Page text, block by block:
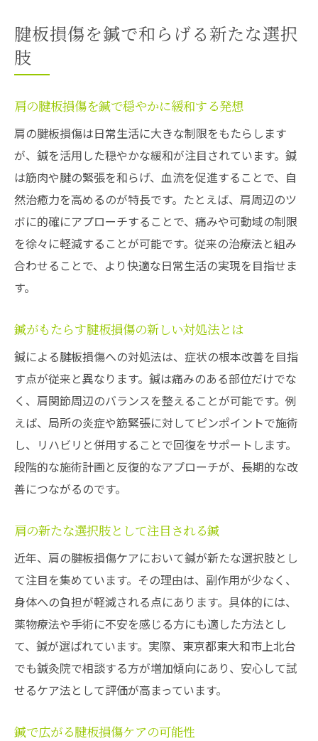
腱板損傷を鍼で和らげる新たな選択
肢
肩の腱板損傷を鍼で穏やかに緩和する発想
肩の腱板損傷は日常生活に大きな制限をもたらします
が、鍼を活用した穏やかな緩和が注目されています。鍼
は筋肉や腱の緊張を和らげ、血流を促進することで、自
然治癒力を高めるのが特長です。たとえば、肩周辺のツ
ボに的確にアプローチすることで、痛みや可動域の制限
を徐々に軽減することが可能です。従来の治療法と組み
合わせることで、より快適な日常生活の実現を目指せま
す。
鍼がもたらす腱板損傷の新しい対処法とは
鍼による腱板損傷への対処法は、症状の根本改善を目指
す点が従来と異なります。鍼は痛みのある部位だけでな
く、肩関節周辺のバランスを整えることが可能です。例
えば、局所の炎症や筋緊張に対してピンポイントで施術
し、リハビリと併用することで回復をサポートします。
段階的な施術計画と反復的なアプローチが、長期的な改
善につながるのです。
肩の新たな選択肢として注目される鍼
近年、肩の腱板損傷ケアにおいて鍼が新たな選択肢とし
て注目を集めています。その理由は、副作用が少なく、
身体への負担が軽減される点にあります。具体的には、
薬物療法や手術に不安を感じる方にも適した方法とし
て、鍼が選ばれています。実際、東京都東大和市上北台
でも鍼灸院で相談する方が増加傾向にあり、安心して試
せるケア法として評価が高まっています。
鍼で広がる腱板損傷ケアの可能性